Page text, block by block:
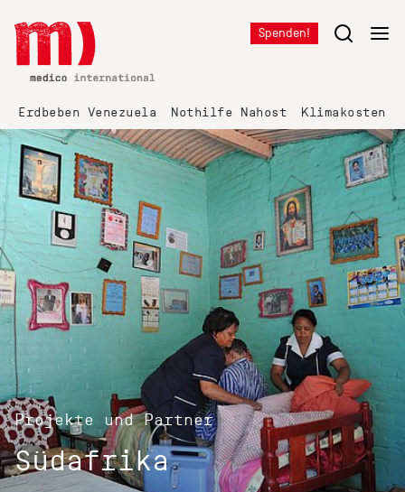
Spenden!
Erdbeben Venezuela Nothilfe Nahost Klimakosten
Projekte und Partner
Südafrika